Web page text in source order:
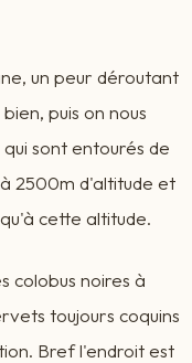
un peur déroutant
puis on nous
sont entourés de
2500m d'altitude et
cette altitude.
colobus noires à
toujours coquins
Bref l'endroit est